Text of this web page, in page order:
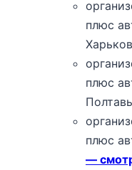
плюс
плюс
плюс
—